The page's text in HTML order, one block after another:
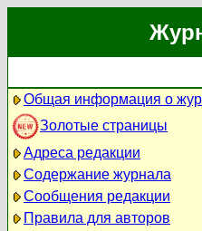
Общая информация о
Золотые страницы
Адреса редакции
Содержание журнала
Сообщения редакции
Правила для авторов